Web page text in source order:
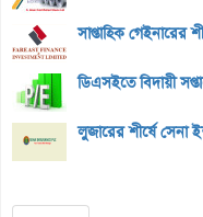
সাপ্তাহিক গেইনারের
ডিএসইতে বিদায়ী
লুজারের শীর্ষে সেনা